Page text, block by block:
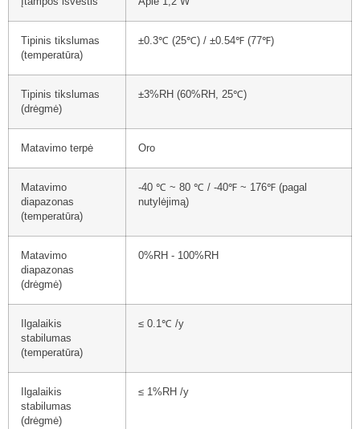
Tipinis tikslumas
(temperatūra)
±0.3℃ (25℃) / ±0.54℉ (77℉)
Tipinis tikslumas
(drėgmė)
±3%RH (60%RH, 25℃)
Matavimo terpė Oro
Matavimo
diapazonas
(temperatūra)
-40 ℃ ~ 80 ℃ / -40℉ ~ 176℉ (pagal
nutylėjimą)
Matavimo
diapazonas
(drėgmė)
0%RH - 100%RH
Ilgalaikis
stabilumas
(temperatūra)
≤ 0.1℃ /y
Ilgalaikis
stabilumas
(drėgmė)
≤ 1%RH /y